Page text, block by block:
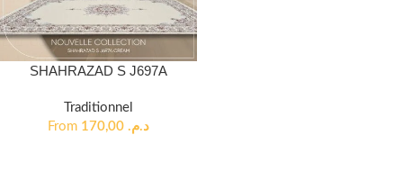
SHAHRAZAD S J697A
Traditionnel
From
د.م.